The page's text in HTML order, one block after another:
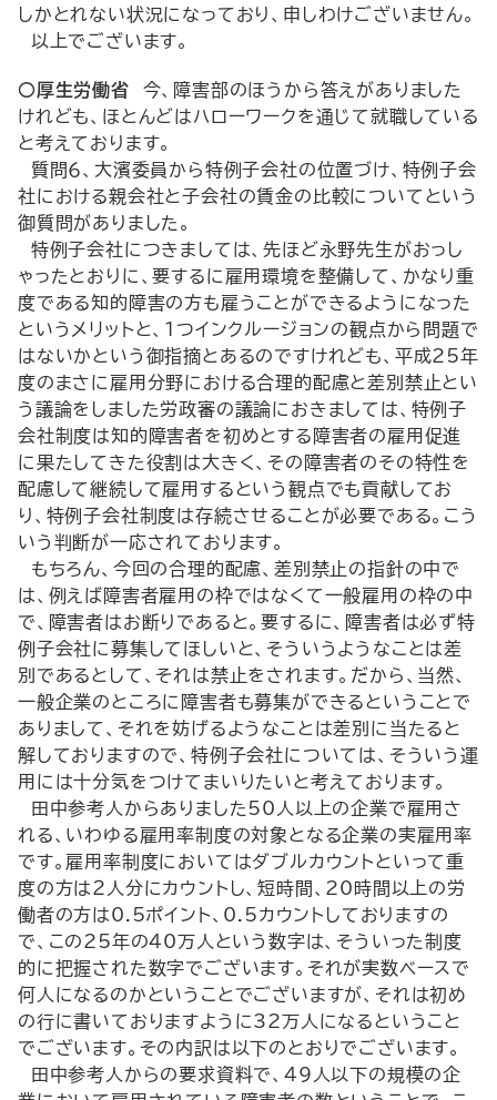
しかとれない状況になっており、申しわけございません。
以上でございます。
○厚生労働省 今、障害部のほうから答えがありました
けれども、ほとんどはハローワークを通じて就職している
と考えております。
質問６、大濱委員から特例子会社の位置づけ、特例子会
社における親会社と子会社の賃金の比較についてという
御質問がありました。
特例子会社につきましては、先ほど永野先生がおっし
ゃったとおりに、要するに雇用環境を整備して、かなり重
度である知的障害の方も雇うことができるようになった
というメリットと、１つインクルージョンの観点から問題で
はないかという御指摘とあるのですけれども、平成25年
度のまさに雇用分野における合理的配慮と差別禁止とい
う議論をしました労政審の議論におきましては、特例子
会社制度は知的障害者を初めとする障害者の雇用促進
に果たしてきた役割は大きく、その障害者のその特性を
配慮して継続して雇用するという観点でも貢献してお
り、特例子会社制度は存続させることが必要である。こう
いう判断が一応されております。
もちろん、今回の合理的配慮、差別禁止の指針の中で
は、例えば障害者雇用の枠ではなくて一般雇用の枠の中
で、障害者はお断りであると。要するに、障害者は必ず特
例子会社に募集してほしいと、そういうようなことは差
別であるとして、それは禁止をされます。だから、当然、
一般企業のところに障害者も募集ができるということで
ありまして、それを妨げるようなことは差別に当たると
解しておりますので、特例子会社については、そういう運
用には十分気をつけてまいりたいと考えております。
田中参考人からありました50人以上の企業で雇用さ
れる、いわゆる雇用率制度の対象となる企業の実雇用率
です。雇用率制度においてはダブルカウントといって重
度の方は２人分にカウントし、短時間、20時間以上の労
働者の方は0.5ポイント、0.5カウントしておりますの
で、この25年の40万人という数字は、そういった制度
的に把握された数字でございます。それが実数ベースで
何人になるのかということでございますが、それは初め
の行に書いておりますように32万人になるということ
でございます。その内訳は以下のとおりでございます。
田中参考人からの要求資料で、49人以下の規模の企